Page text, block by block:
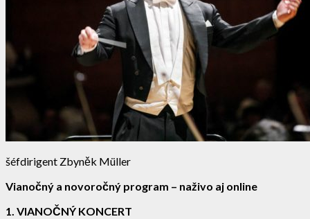
šéfdirigent Zbyněk Müller
Vianočný a novoročný program – naživo aj online
1. VIANOČNÝ KONCERT